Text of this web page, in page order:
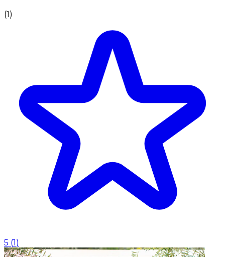
(1)
5 (1)